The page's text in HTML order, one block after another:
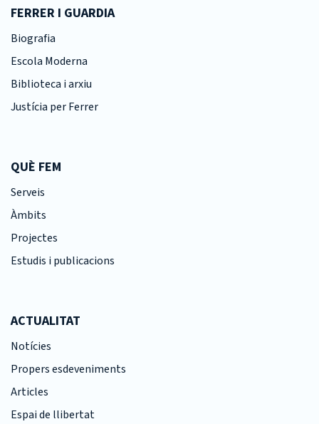
FERRER I GUARDIA
Biografia
Escola Moderna
Biblioteca i arxiu
Justícia per Ferrer
QUÈ FEM
Serveis
Àmbits
Projectes
Estudis i publicacions
ACTUALITAT
Notícies
Propers esdeveniments
Articles
Espai de llibertat